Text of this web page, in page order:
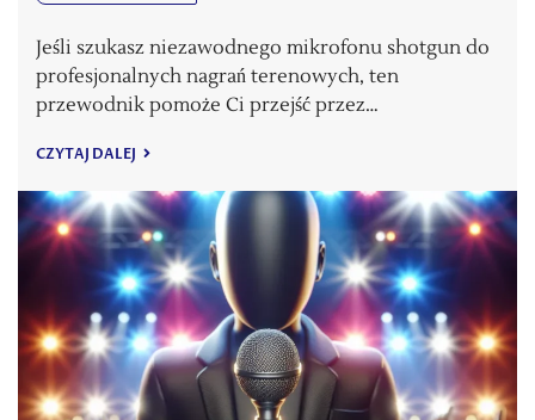
Jeśli szukasz niezawodnego mikrofonu shotgun do
profesjonalnych nagrań terenowych, ten
przewodnik pomoże Ci przejść przez…
CZYTAJ DALEJ